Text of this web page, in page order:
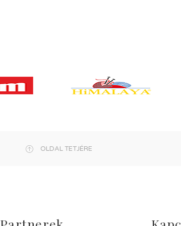
OLDAL TETJÉRE